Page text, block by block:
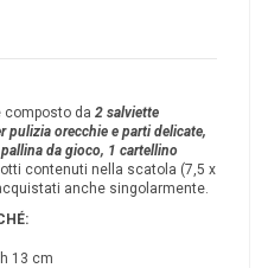
composto da 2 salviette
pulizia orecchie e parti delicate,
da gioco, 1 cartellino
contenuti nella scatola (7,5 x
anche singolarmente.
É:
13 cm